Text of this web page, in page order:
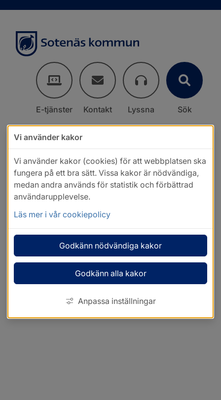
E-tjänster Kontakt Lyssna Sök
Vi använder kakor
Vi använder kakor (cookies) för att webbplatsen ska
fungera på ett bra sätt. Vissa kakor är nödvändiga,
medan andra används för statistik och förbättrad
användarupplevelse.
Läs mer i vår cookiepolicy
Godkänn nödvändiga kakor
Godkänn alla kakor
Anpassa inställningar